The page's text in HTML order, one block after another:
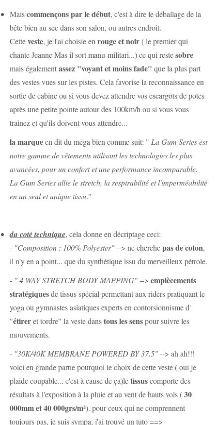
Maiscommençons par le début, c'est à dire le déballage de la
bête bien au sec dans son salon, ou autres endroit.
Cetteveste, je l'ai choisie enrouge et noir( le premier qui
chante Jeanne Mas il sort manu-militari...) ce qui restesobre
mais égalementassez "voyant et moins fade" que la plus part
des vestes vues sur les pistes. Cela favorise la reconnaissance en
sortie de cabine ou si vous devez attendre vosescargots depotes
après une petite pointe autour des 100km/h ou si vous vous
trainez et qu'ils doivent vous attendre...
la marqueen dit du méga bien comme suit: " La Gum Series est
notre gamme de vêtements utilisant les technologies les plus
avancées, pour un confort et une performance incomparable.
La Gum Series allie le stretch, la respirabilité et l'imperméabilité
en un seul et unique tissu."
du coté technique, cela donne en décriptage ceci:
- "Composition : 100% Polyester"--> ne cherchepas de coton,
il n'y en a point... que du synthétique issu du merveilleux pétrole.
- " 4 WAY STRETCH BODY MAPPING"--> empiècements
stratégiquesde tissus spécial permettant aux riders pratiquant le
yoga ou gymnastes asiatiques experts en contorsionnisme d'
"étireret tordre" la veste danstous les senspour suivre les
mouvements.
- "30K/40K MEMBRANE POWERED BY 37.5"--> ah ah!!!
voici en grande partie pourquoi le choix de cette veste ( oui je
plaide coupable... c'est à cause de ça)letissuscomporte des
résultats à l'exposition à la pluie et au vent de hauts vols (30
000mm et 40 000grs/m²). pour ceux qui ne comprennent
toujours pas, je suis sympa, j'ai trouvé un tuto ==>